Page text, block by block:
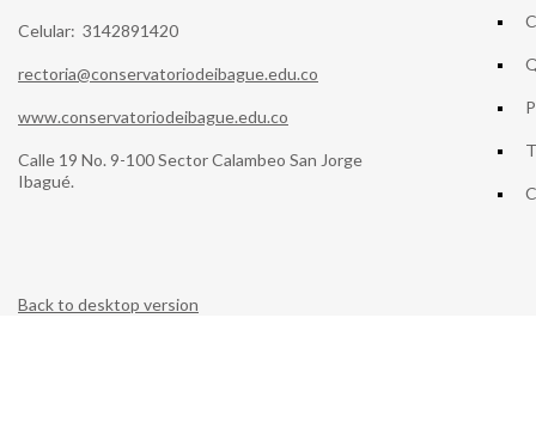
Celular: 3142891420
rectoria@conservatoriodeibague.edu.co
www.conservatoriodeibague.edu.co
Calle 19 No. 9-100 Sector Calambeo San Jorge
Ibagué.
Back to desktop version